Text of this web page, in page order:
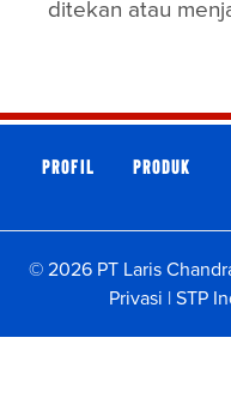
ditekan atau
Profil Produk
© 2026 PT Laris
Privasi | STP